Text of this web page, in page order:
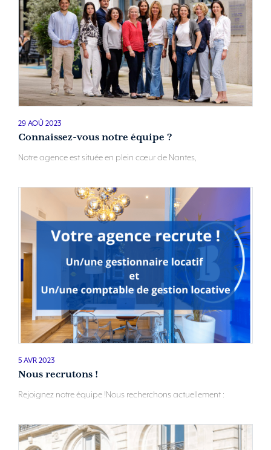
29 AOÛ 2023
Connaissez-vous notre équipe ?
Notre agence est située en plein cœur de Nantes,
5 AVR 2023
Nous recrutons !
Rejoignez notre équipe !Nous recherchons actuellement :